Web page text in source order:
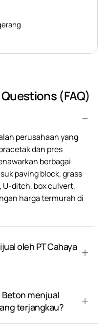
(FAQ)
perusahaan yang
dan pres
berbagai
paving block, grass
U-ditch, box culvert,
harga termurah di
oleh PT Cahaya
Beton menjual
terjangkau?